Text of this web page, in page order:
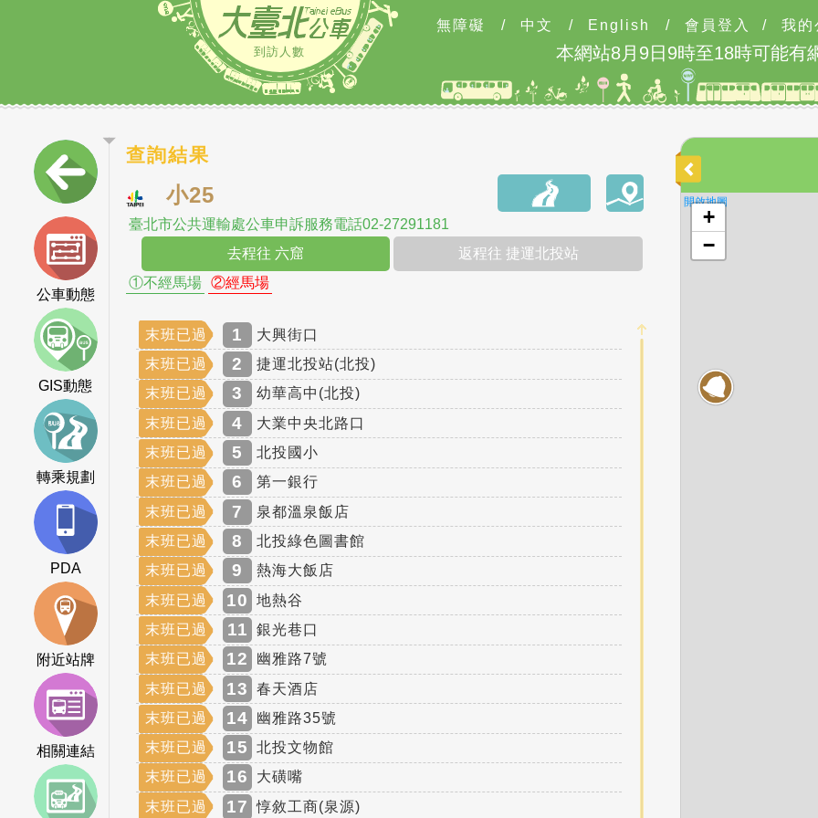
到訪人數
無障礙 / 中文 / English / 會員登入 / 我的
本網站8月9日9時至18時可能有網
公車動態
GIS動態
轉乘規劃
PDA
附近站牌
相關連結
查詢結果
小25
臺北市公共運輸處公車申訴服務電話02-27291181
去程往 六窟
返程往 捷運北投站
①不經馬場
②經馬場
末班已過 1
大興街口
末班已過
2
捷運北投站(北投)
末班已過
3
幼華高中(北投)
末班已過
4
大業中央北路口
末班已過
5
北投國小
末班已過
6
第一銀行
末班已過
7
泉都溫泉飯店
末班已過
8
北投綠色圖書館
末班已過
9
熱海大飯店
末班已過
10
地熱谷
末班已過
11
銀光巷口
末班已過
12
幽雅路7號
末班已過
13
春天酒店
末班已過
14
幽雅路35號
末班已過
15
北投文物館
末班已過
16
大磺嘴
末班已過
17 惇敘工商(泉源)
開啟地圖
+
−